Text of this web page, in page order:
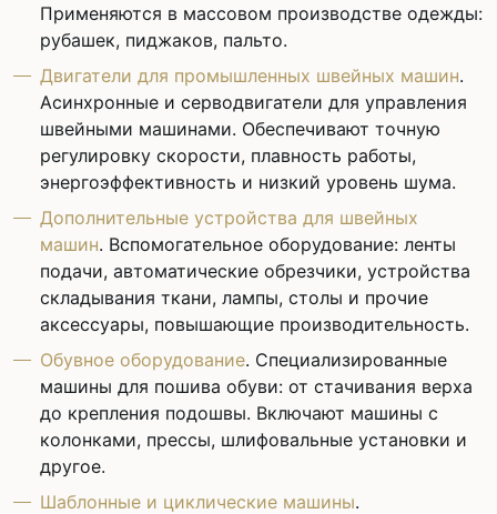
Применяются в массовом производстве одежды:
рубашек, пиджаков, пальто.
Двигатели для промышленных швейных машин.
Асинхронные и серводвигатели для управления
швейными машинами. Обеспечивают точную
регулировку скорости, плавность работы,
энергоэффективность и низкий уровень шума.
Дополнительные устройства для швейных
машин. Вспомогательное оборудование: ленты
подачи, автоматические обрезчики, устройства
складывания ткани, лампы, столы и прочие
аксессуары, повышающие производительность.
Обувное оборудование. Специализированные
машины для пошива обуви: от стачивания верха
до крепления подошвы. Включают машины с
колонками, прессы, шлифовальные установки и
другое.
Шаблонные и циклические машины.